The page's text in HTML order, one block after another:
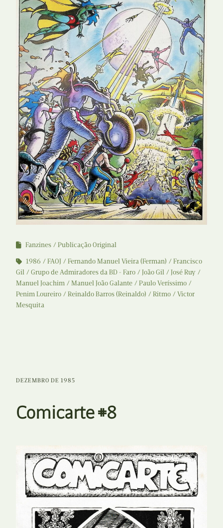
Fanzines
Publicação Original
1986
FAOJ Fernando Manuel Vieira (Ferman)
Francisco
Gil
Grupo de Admiradores da BD - Faro João Gil
José Ruy
Manuel Joachim
Manuel João Galante
Paulo Veríssimo
Penim Loureiro
Reinaldo Barros (Reinaldo) Ritmo
Victor
Mesquita
DEZEMBRO DE 1985
Comicarte #8